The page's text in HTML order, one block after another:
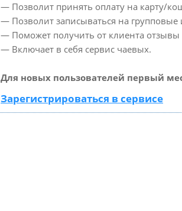
— Позволит принять оплату на карту/
— Позволит записываться на
— Поможет получить от клиента отзывы
— Включает в себя сервис чаевых.
Для новых пользователей первый
Зарегистрироваться в сервисе